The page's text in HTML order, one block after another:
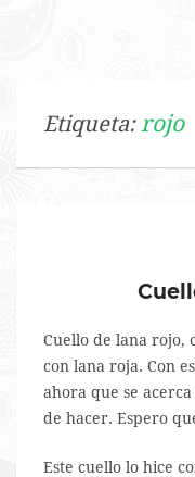
Etiqueta: rojo
Cuello de lana rojo,
con lana roja. Con
ahora que se
de hacer. Espero
Este cuello lo hice